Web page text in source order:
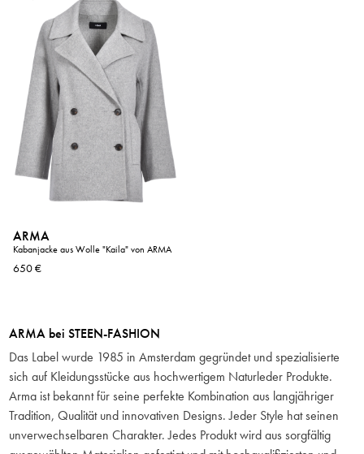
ARMA
Kabanjacke aus Wolle "Kaila" von ARMA
650 €
ARMA bei STEEN-FASHION
Das Label wurde 1985 in Amsterdam gegründet und spezialisierte
sich auf Kleidungsstücke aus hochwertigem Naturleder Produkte.
Arma ist bekannt für seine perfekte Kombination aus langjähriger
Tradition, Qualität und innovativen Designs. Jeder Style hat seinen
unverwechselbaren Charakter. Jedes Produkt wird aus sorgfältig